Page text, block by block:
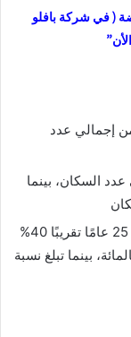
( في شركة بافلو
الجدد في تركيا 7.8% من إجمالي عدد
من إجمالي عدد السكان، بينما
تبلغ نسبة الشباب الذين تقل أعمارهم عن 25 عامًا تقريبًا 40%
السكان، تبلغ نسبة الذكور 20.5 بالمائة، بينما تبلغ نسبة